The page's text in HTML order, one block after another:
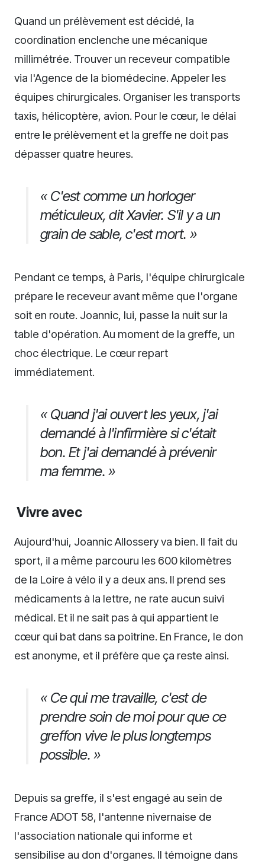
Quand un prélèvement est décidé, la
coordination enclenche une mécanique
millimétrée. Trouver un receveur compatible
via l'Agence de la biomédecine. Appeler les
équipes chirurgicales. Organiser les transports
taxis, hélicoptère, avion. Pour le cœur, le délai
entre le prélèvement et la greffe ne doit pas
dépasser quatre heures.
« C'est comme un horloger
méticuleux, dit Xavier. S'il y a un
grain de sable, c'est mort. »
Pendant ce temps, à Paris, l'équipe chirurgicale
prépare le receveur avant même que l'organe
soit en route. Joannic, lui, passe la nuit sur la
table d'opération. Au moment de la greffe, un
choc électrique. Le cœur repart
immédiatement.
« Quand j'ai ouvert les yeux, j'ai
demandé à l'infirmière si c'était
bon. Et j'ai demandé à prévenir
ma femme. »
Vivre avec
Aujourd'hui, Joannic Allossery va bien. Il fait du
sport, il a même parcouru les 600 kilomètres
de la Loire à vélo il y a deux ans. Il prend ses
médicaments à la lettre, ne rate aucun suivi
médical. Et il ne sait pas à qui appartient le
cœur qui bat dans sa poitrine. En France, le don
est anonyme, et il préfère que ça reste ainsi.
« Ce qui me travaille, c'est de
prendre soin de moi pour que ce
greffon vive le plus longtemps
possible. »
Depuis sa greffe, il s'est engagé au sein de
France ADOT 58, l'antenne nivernaise de
l'association nationale qui informe et
sensibilise au don d'organes. Il témoigne dans